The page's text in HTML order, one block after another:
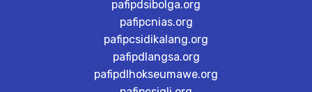
pafipdsibolga.org
pafipcnias.org
pafipcsidikalang.org
pafipdlangsa.org
pafipdlhokseumawe.org